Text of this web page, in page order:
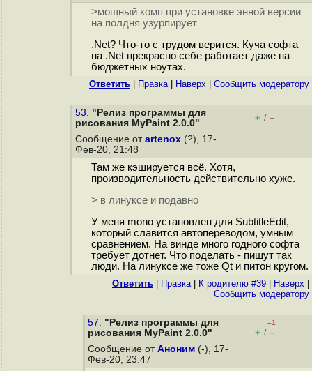
>мощный комп при установке энной версии
на полдня узурпирует
.Net? Что-то с трудом верится. Куча софта
на .Net прекрасно себе работает даже на
бюджетных ноутах.
Ответить Правка| Наверх Cообщить модератору
53. "Релиз программы для
рисования MyPaint 2.0.0"
+ / –
Сообщение от artenox (?), 17-
Фев-20, 21:48
Там же кэшируется всё. Хотя,
производительность действительно хуже.
> в линуксе и подавно
У меня mono установлен для SubtitleEdit,
который славится автопереводом, умным
сравнением. На винде много годного софта
требует дотнет. Что поделать - пишут так
люди. На линуксе же тоже Qt и питон кругом.
Ответить Правка| К родителю #39 Наверх
Cообщить модератору
57. "Релиз программы для
рисования MyPaint 2.0.0"
–1
+ / –
Сообщение от Аноним (-), 17-
Фев-20, 23:47